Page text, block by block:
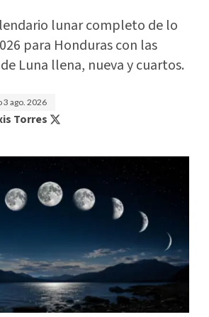
lunar completo de lo
para Honduras con las
Luna llena, nueva y cuartos.
3 ago. 2026
Torres